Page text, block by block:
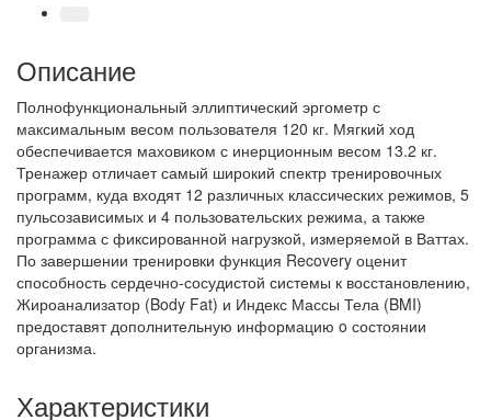
Описание
Полнофункциональный эллиптический эргометр с
максимальным весом пользователя 120 кг. Мягкий ход
обеспечивается маховиком с инерционным весом 13.2 кг.
Тренажер отличает самый широкий спектр тренировочных
программ, куда входят 12 различных классических режимов, 5
пульсозависимых и 4 пользовательских режима, а также
программа с фиксированной нагрузкой, измеряемой в Ваттах.
По завершении тренировки функция Recovery оценит
способность сердечно-сосудистой системы к восстановлению,
Жироанализатор (Body Fat) и Индекс Массы Тела (BMI)
предоставят дополнительную информацию o состоянии
организма.
Характеристики